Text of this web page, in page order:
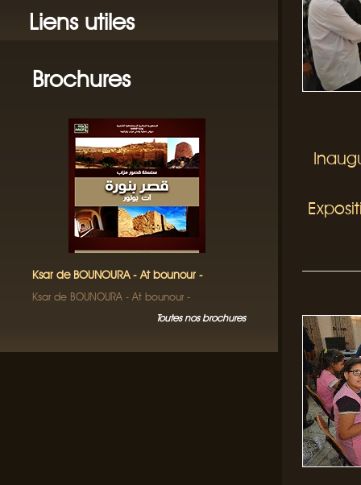
Liens utiles
Brochures
Ksar de BOUNOURA - At bounour -
Ksar de BOUNOURA - At bounour -
Toutes nos brochures